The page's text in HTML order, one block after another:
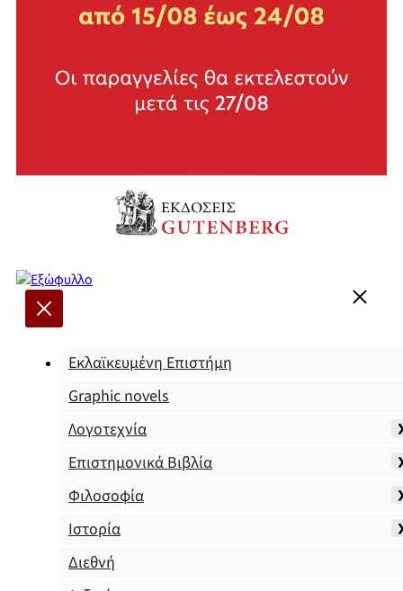
Εκλαϊκευμένη Επιστήμη
Graphic novels
Λογοτεχνία
Επιστημονικά Βιβλία
Φιλοσοφία
Ιστορία
Διεθνή